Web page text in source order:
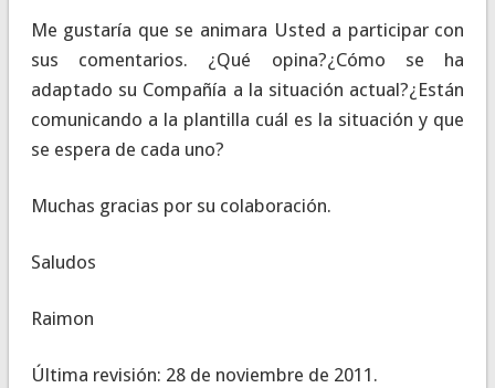
Me gustaría que se animara Usted a participar con
sus comentarios. ¿Qué opina?¿Cómo se ha
adaptado su Compañía a la situación actual?¿Están
comunicando a la plantilla cuál es la situación y que
se espera de cada uno?
Muchas gracias por su colaboración.
Saludos
Raimon
Última revisión: 28 de noviembre de 2011.